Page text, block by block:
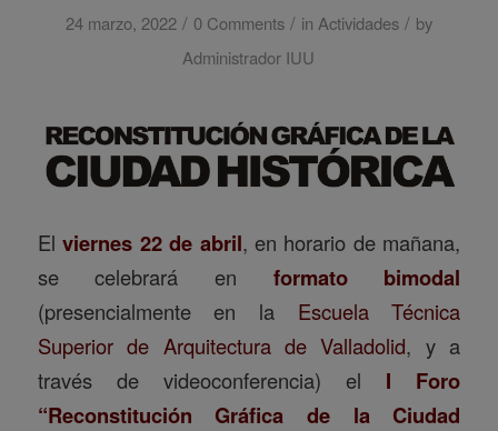
24 marzo, 2022 / 0 Comments / in Actividades / by
Administrador IUU
Elviernes 22 de abril, en horario de mañana,
se celebrará en formato bimodal
(presencialmente en la Escuela Técnica
Superior de Arquitectura de Valladolid, y a
través de videoconferencia) el I Foro
“Reconstitución Gráfica de la Ciudad